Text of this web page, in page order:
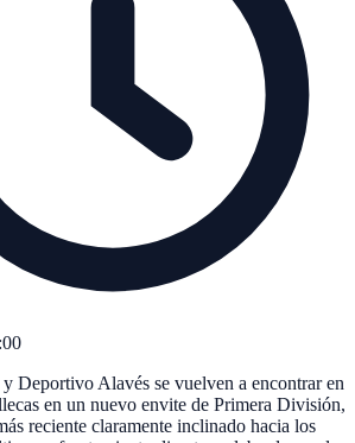
Deportivo Alavés se vuelven a encontrar en
en un nuevo envite de Primera División,
reciente claramente inclinado hacia los